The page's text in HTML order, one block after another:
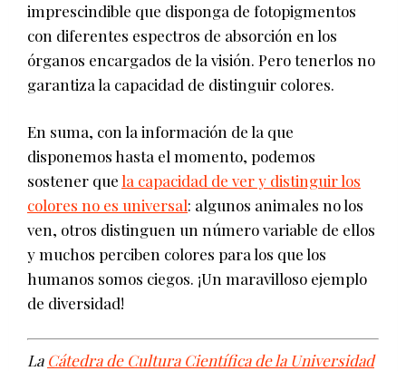
imprescindible que disponga de fotopigmentos
con diferentes espectros de absorción en los
órganos encargados de la visión. Pero tenerlos no
garantiza la capacidad de distinguir colores.
En suma, con la información de la que
disponemos hasta el momento, podemos
sostener quela capacidad de ver y distinguir los
colores no es universal: algunos animales no los
ven, otros distinguen un número variable de ellos
y muchos perciben colores para los que los
humanos somos ciegos. ¡Un maravilloso ejemplo
de diversidad!
La Cátedra de Cultura Científica de la Universidad